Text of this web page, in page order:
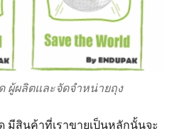
ผู้ผลิตและจัดจำหน่ายถุง
มีสินค้าที่เราขายเป็นหลักนั้นจะ